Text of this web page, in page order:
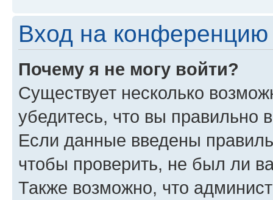
Вход на конференцию
Почему я не могу войти?
Существует несколько
убедитесь, что вы правильно
Если данные введены
чтобы проверить, не был ли
Также возможно, что